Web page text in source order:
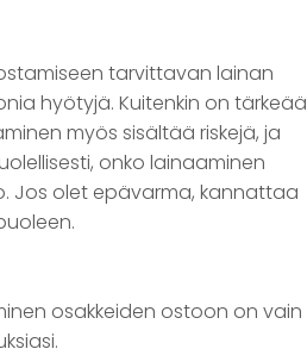
tarvittavan lainan
hyötyjä. Kuitenkin on tärkeää
myös sisältää riskejä, ja
onko lainaaminen
Jos olet epävarma, kannattaa
osakkeiden ostoon on vain